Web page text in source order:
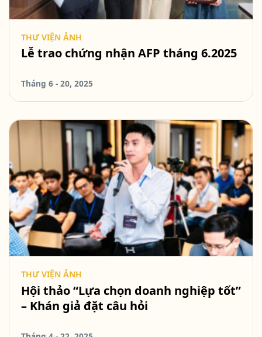
THƯ VIỆN ẢNH
Lễ trao chứng nhận AFP tháng 6.2025
Tháng 6 - 20, 2025
THƯ VIỆN ẢNH
Hội thảo “Lựa chọn doanh nghiệp tốt”
– Khán giả đặt câu hỏi